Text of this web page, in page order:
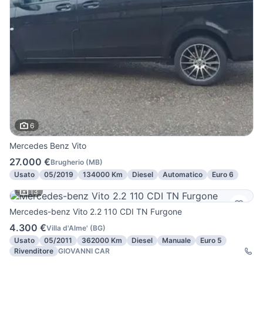
6
Mercedes Benz Vito
27.000 €Brugherio (MB)
Usato
05/2019 134000 Km Diesel Automatico
Euro 6
13
Mercedes-benz Vito 2.2 110 CDI TN Furgone
4.300 €Villa d'Alme' (BG)
Usato
05/2011 362000 Km Diesel Manuale
Euro 5
Rivenditore GIOVANNI CAR